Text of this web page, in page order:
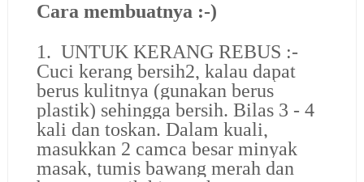
Cara membuatnya :-)
1. UNTUK KERANG REBUS :-
Cuci kerang bersih2, kalau dapat
berus kulitnya (gunakan berus
plastik) sehingga bersih. Bilas 3 - 4
kali dan toskan. Dalam kuali,
masukkan 2 camca besar minyak
masak, tumis bawang merah dan